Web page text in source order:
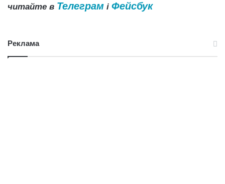
читайте в Телеграм і Фейсбук
Реклама